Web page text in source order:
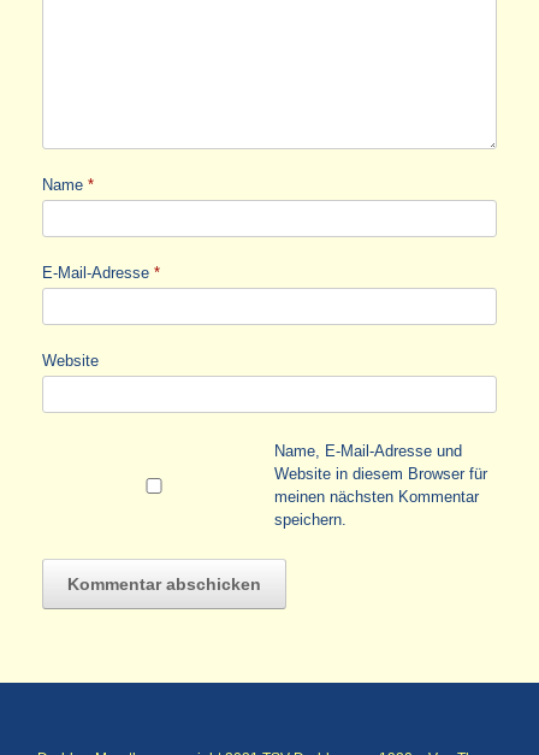
Name *
E-Mail-Adresse *
Website
Name, E-Mail-Adresse und
Website in diesem Browser für
meinen nächsten Kommentar
speichern.